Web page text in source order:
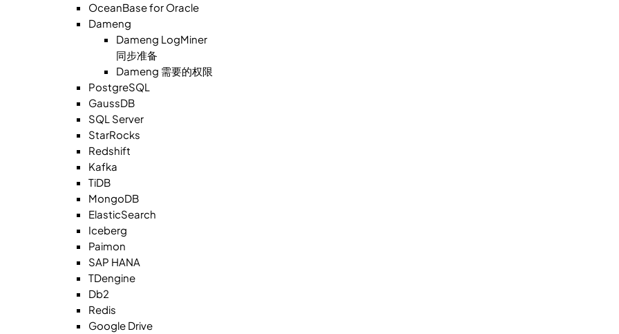
OceanBase for Oracle
Dameng
Dameng LogMiner
同步准备
Dameng 需要的权限
PostgreSQL
GaussDB
SQL Server
StarRocks
Redshift
Kafka
TiDB
MongoDB
ElasticSearch
Iceberg
Paimon
SAP HANA
TDengine
Db2
Redis
Google Drive